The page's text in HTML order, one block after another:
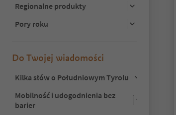
Regionalne produkty
Pory roku
Do Twojej wiadomości
Kilka słów o Południowym Tyrolu
Mobilność i udogodnienia bez
barier